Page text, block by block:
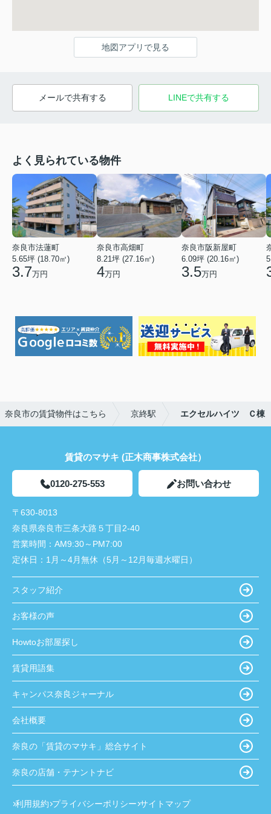
地図アプリで見る
メールで共有する LINEで共有する
よく見られている物件
奈良市法蓮町
5.65坪 (18.70㎡)
3.7万円
奈良市高畑町
8.21坪 (27.16㎡)
4万円
奈良市阪新屋町
6.09坪 (20.16㎡)
3.5万円
奈良市の賃貸物件はこちら 京終駅 エクセルハイツ Ｃ棟
賃貸のマサキ (正木商事株式会社）
0120-275-553 お問い合わせ
〒630-8013
奈良県奈良市三条大路５丁目2-40
営業時間： AM9:30～PM7:00
定休日： 1月～4月無休（5月～12月毎週水曜日）
スタッフ紹介
お客様の声
Howtoお部屋探し
賃貸用語集
キャンパス奈良ジャーナル
会社概要
奈良の「賃貸のマサキ」総合サイト
奈良の店舗・テナントナビ
利用規約 プライバシーポリシー サイトマップ